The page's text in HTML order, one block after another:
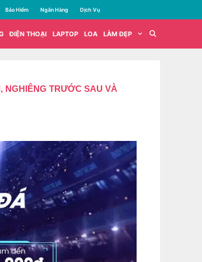
Bảo Hiểm Ngân Hàng Dịch Vụ
ĐIỆN THOẠI LAPTOP LOA LÀM ĐẸP
NGHIÊNG TRƯỚC SAU VÀ